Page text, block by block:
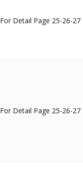
For Detail Page 25-26-27
For Detail Page 25-26-27